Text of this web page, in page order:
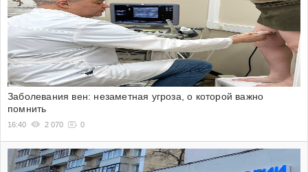
Заболевания вен: незаметная угроза, о которой важно
помнить
16:40 2 070 0